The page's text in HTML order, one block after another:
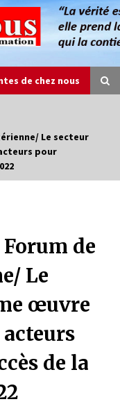
de chez nous
là (17e partie)
du M’zab
Le secteur
pour
de
Le
œuvre
de la